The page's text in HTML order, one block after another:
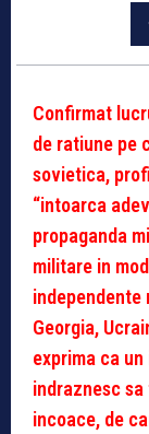
Confirmat
de ratiune pe
sovietica,
“intoarca
propaganda
militare in
independente
Georgia,
exprima ca
indraznesc
incoace, de